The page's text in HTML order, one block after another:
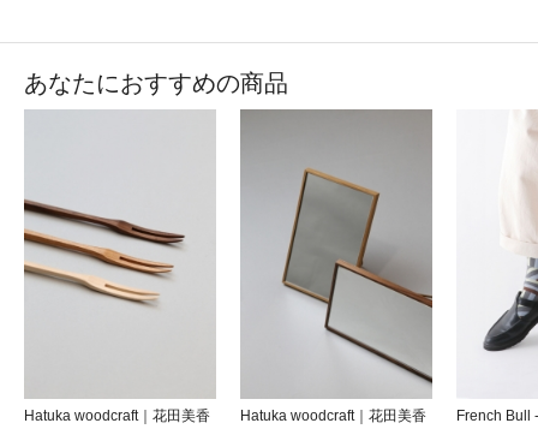
あなたにおすすめの商品
Hatuka woodcraft｜花田美香
Hatuka woodcraft｜花田美香
French Bull